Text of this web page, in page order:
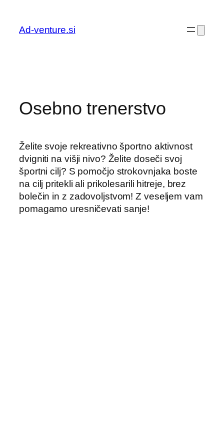
vsebino
Ad-venture.si
Osebno trenerstvo
Želite svoje rekreativno športno aktivnost
dvigniti na višji nivo? Želite doseči svoj
športni cilj? S pomočjo strokovnjaka boste
na cilj pritekli ali prikolesarili hitreje, brez
bolečin in z zadovoljstvom! Z veseljem vam
pomagamo uresničevati sanje!